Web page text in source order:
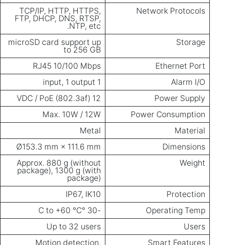
Network Protocols
TCP/IP, HTTP, HTTPS,
FTP, DHCP, DNS, RTSP,
NTP, etc.
Storage
microSD card support up
to 256 GB
Ethernet Port
RJ45 10/100 Mbps
Alarm I/O
1 input, 1 output
Power Supply
12 VDC / PoE (802.3af)
Power Consumption
Max. 10W / 12W
Material
Metal
Dimensions
Ø153.3 mm × 111.6 mm
Weight
Approx. 880 g (without
package), 1300 g (with
package)
Protection
IP67, IK10
Operating Temp
-30 °C to +60 °C
Users
Up to 32 users
Smart Features
Motion detection,